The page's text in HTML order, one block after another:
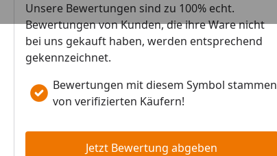
Unsere Bewertungen sind zu 100% echt.
Bewertungen von Kunden, die ihre Ware nicht
bei uns gekauft haben, werden entsprechend
gekennzeichnet.
Bewertungen mit diesem Symbol stammen
von verifizierten Käufern!
Jetzt Bewertung abgeben